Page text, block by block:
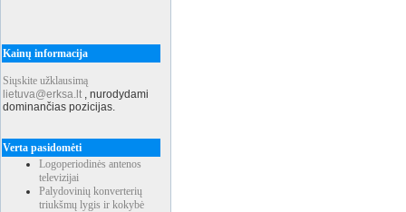
Kainų informacija
Siųskite užklausimą
lietuva@erksa.lt , nurodydami
dominančias pozicijas.
Verta pasidomėti
Logoperiodinės antenos
televizijai
Palydovinių konverterių
triukšmų lygis ir kokybė